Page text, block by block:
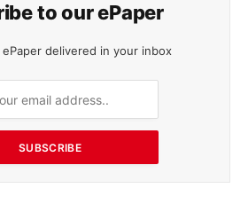
to our ePaper
delivered in your inbox
SUBSCRIBE